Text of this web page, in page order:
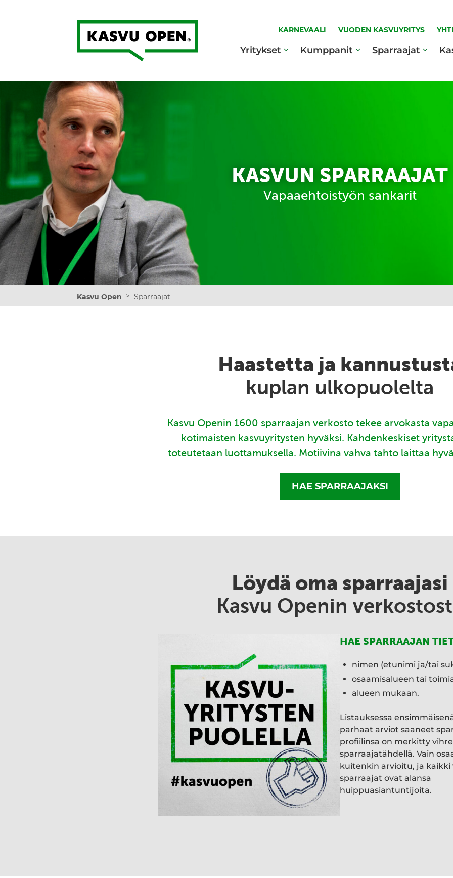
Kasvu Open
KARNEVAALI VUODEN KASVUYRITYS
Yritykset Kumppanit Sparraajat
KASVUN SPARRAAJAT
Vapaaehtoistyön sankarit
Kasvu Open > Sparraajat
Haastetta ja
kuplan ulkopuolelta
Kasvu Openin 1600 sparraajan verkosto tekee arvokasta
kotimaisten kasvuyritysten hyväksi. Kahdenkeskiset
toteutetaan luottamuksella. Motiivina vahva tahto laittaa
HAE SPARRAAJAKSI
Löydä oma sparraajasi
Kasvu Openin
HAE SPARRAAJAN
nimen (etunimi ja/tai
osaamisalueen tai
alueen mukaan.
Listauksessa
parhaat arviot saaneet
profiilinsa on merkitty
sparraajatähdellä. Vain
kuitenkin arvioitu, ja
sparraajat ovat alansa
huippuasiantuntijoita.